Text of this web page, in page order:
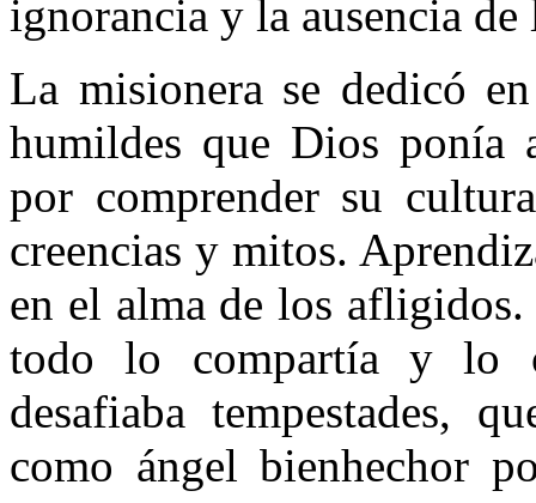
ignorancia y la ausencia
La misionera se dedicó
humildes que Dios ponía
por comprender su
creencias y mitos.
en el alma de los
todo lo compartía y lo
desafiaba tempestades,
como ángel bienhechor